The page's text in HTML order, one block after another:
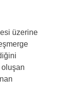
üzerine
oluşan